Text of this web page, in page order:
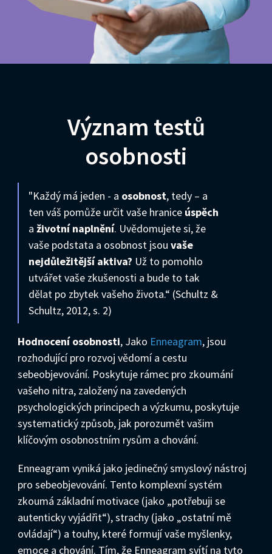
Význam testů
osobnosti
"Každý má jeden - a osobnost, tedy – a
ten váš pomůže určit vaše hranice úspěch
a životní naplnění. Uvědomujete si, že
vaše podstata a osobnost jsou vaše
nejdůležitější aktiva? Už to pomohlo
utvářet vaše zkušenosti a bude to tak
dělat po zbytek vašeho života.“ (Schultz &
Schultz, 2012, s. 2)
Hodnocení osobnosti, Jako Enneagram, jsou
rozhodující pro rozvoj vědomí a cestu
sebeobjevování. Poskytuje rámec pro zkoumání
vašeho nitra, založený na zavedených
psychologických principech a výzkumu, poskytuje
systematický způsob, jak porozumět vašim
klíčovým osobnostním rysům a chování.
Enneagram vyniká jako jedinečný smyslový nástroj
pro sebeobjevování. Tento komplexní systém
zkoumá základní motivace (jako „potřebuji se
autenticky vyjádřit“), strachy (jako „ostatní mě
ovládají“) a touhy, které formují vaše myšlenky,
emoce a chování. Tím, že Enneagram svítí na tyto